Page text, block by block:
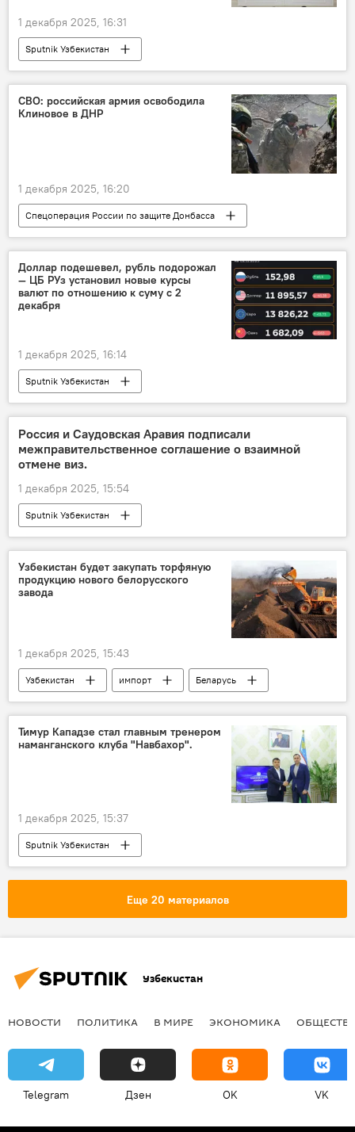
1 декабря 2025, 16:31
Sputnik Узбекистан
СВО: российская армия освободила
Клиновое в ДНР
1 декабря 2025, 16:20
Спецоперация России по защите Донбасса
СВО
Россия ВСУ
ДНР
В мире
Минобороны РФ
Доллар подешевел, рубль подорожал
— ЦБ РУз установил новые курсы
валют по отношению к суму с 2
декабря
1 декабря 2025, 16:14
Sputnik Узбекистан
Россия и Саудовская Аравия подписали
межправительственное соглашение о взаимной
отмене виз.
1 декабря 2025, 15:54
Sputnik Узбекистан
Узбекистан будет закупать торфяную
продукцию нового белорусского
завода
1 декабря 2025, 15:43
Узбекистан импорт
Беларусь
Сельское хозяйство
Тимур Кападзе стал главным тренером
наманганского клуба "Навбахор".
1 декабря 2025, 15:37
Sputnik Узбекистан
Еще 20 материалов
Узбекистан
НОВОСТИ ПОЛИТИКА В МИРЕ ЭКОНОМИКА
Telegram Дзен OK VK